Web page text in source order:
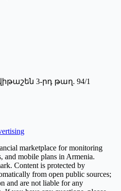
3-րդ թաղ. 94/1
marketplace for monitoring
and mobile plans in Armenia.
Content is protected by
from open public sources;
and are not liable for any